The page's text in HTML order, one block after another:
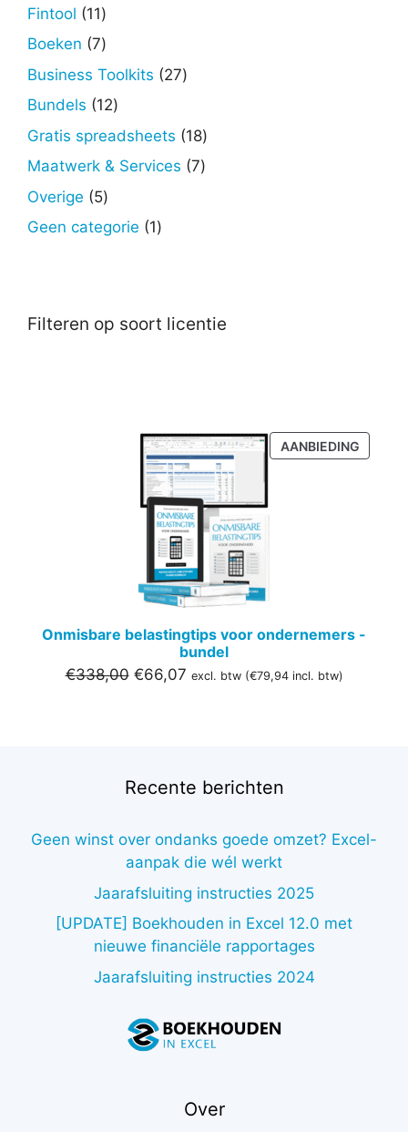
Fintool 1111
producten
Boeken 77
producten
Business Toolkits 2727
Bundels 1212
producten
Gratis spreadsheets 1818
producten
Maatwerk & Services 77
Overige 55
producten
Geen categorie 11
Filteren op soort licentie
AANBIEDING
IN
Onmisbare belastingtips voor ondernemers -
bundel
€338,00 Oorspronkelijke
€66,07Huidige
excl. btw (€79,94incl. btw)
Recente berichten
Geen winst over ondanks goede omzet? Excel-
aanpak die wél werkt
Jaarafsluiting instructies 2025
[UPDATE] Boekhouden in Excel 12.0 met
nieuwe financiële rapportages
Jaarafsluiting instructies 2024
Over